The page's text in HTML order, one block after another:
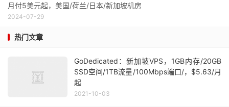
月付5美元起，美国/荷兰/日本/新加坡机房
2024-07-29
热门文章
GoDedicated：新加坡VPS，1GB内存/20GB
SSD空间/1TB流量/100Mbps端口/，$5.63/月
起
2021-10-03